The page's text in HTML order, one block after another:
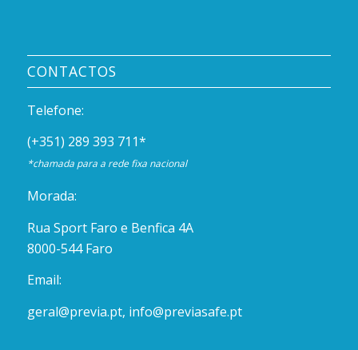
CONTACTOS
Telefone:
(+351) 289 393 711*
*chamada para a rede fixa nacional
Morada:
Rua Sport Faro e Benfica 4A
8000-544 Faro
Email:
geral@previa.pt, info@previasafe.pt